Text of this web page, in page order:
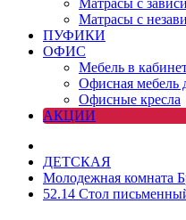
Матрасы с
Матрасы с
ПУФИКИ
ОФИС
Мебель в
Офисная мебель
Офисные кресла
АКЦИИ
ДЕТСКАЯ
Молодежная комната
52.14 Стол